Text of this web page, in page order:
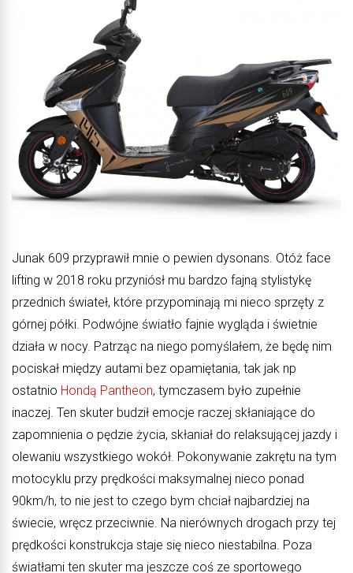
Junak 609 przyprawił mnie o pewien dysonans. Otóż face
lifting w 2018 roku przyniósł mu bardzo fajną stylistykę
przednich świateł, które przypominają mi nieco sprzęty z
górnej półki. Podwójne światło fajnie wygląda i świetnie
działa w nocy. Patrząc na niego pomyślałem, że będę nim
pociskał między autami bez opamiętania, tak jak np
ostatnio Hondą Pantheon, tymczasem było zupełnie
inaczej. Ten skuter budził emocje raczej skłaniające do
zapomnienia o pędzie życia, skłaniał do relaksującej jazdy i
olewaniu wszystkiego wokół. Pokonywanie zakrętu na tym
motocyklu przy prędkości maksymalnej nieco ponad
90km/h, to nie jest to czego bym chciał najbardziej na
świecie, wręcz przeciwnie. Na nierównych drogach przy tej
prędkości konstrukcja staje się nieco niestabilna. Poza
światłami ten skuter ma jeszcze coś ze sportowego